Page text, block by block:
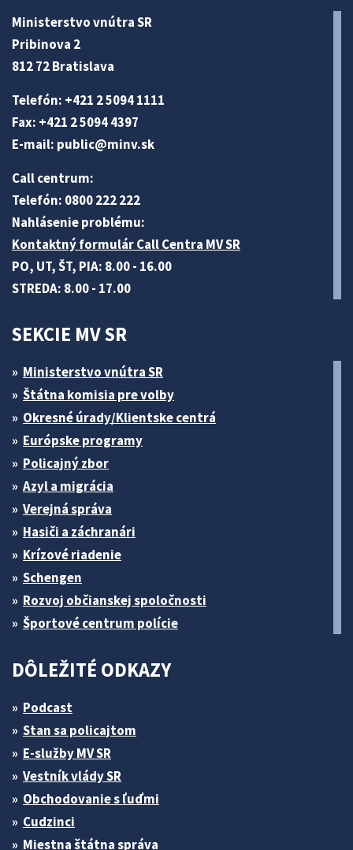
Ministerstvo vnútra SR
Pribinova 2
812 72 Bratislava
Telefón: +421 2 5094 1111
Fax: +421 2 5094 4397
E-mail: public@minv.sk
Call centrum:
Telefón: 0800 222 222
Nahlásenie problému:
Kontaktný formulár Call Centra MV SR
PO, UT, ŠT, PIA: 8.00 - 16.00
STREDA: 8.00 - 17.00
SEKCIE MV SR
Ministerstvo vnútra SR
Štátna komisia pre volby
Okresné úrady/Klientske centrá
Európske programy
Policajný zbor
Azyl a migrácia
Verejná správa
Hasiči a záchranári
Krízové riadenie
Schengen
Rozvoj občianskej spoločnosti
Športové centrum polície
DÔLEŽITÉ ODKAZY
Podcast
Stan sa policajtom
E-služby MV SR
Vestník vlády SR
Obchodovanie s ľuďmi
Cudzinci
Miestna štátna správa